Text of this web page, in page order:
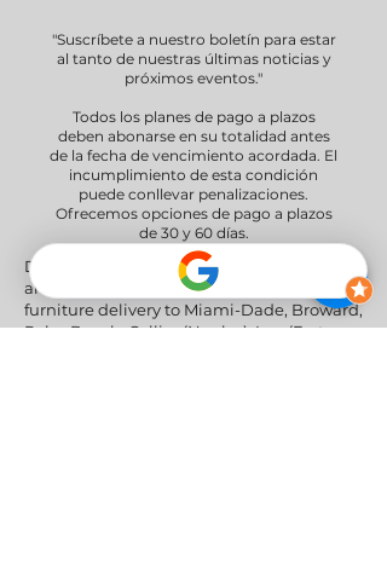
"Suscríbete a nuestro boletín para estar
al tanto de nuestras últimas noticias y
próximos eventos."
Todos los planes de pago a plazos
deben abonarse en su totalidad antes
de la fecha de vencimiento acordada. El
incumplimiento de esta condición
puede conllevar penalizaciones.
Ofrecemos opciones de pago a plazos
de 30 y 60 días.
Delivery Areas" We proudly serve South
and Central Florida, providing professional
furniture delivery to Miami-Dade, Broward,
Palm Beach, Collier (Naples), Lee (Fort